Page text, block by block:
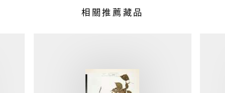
相關推薦藏品